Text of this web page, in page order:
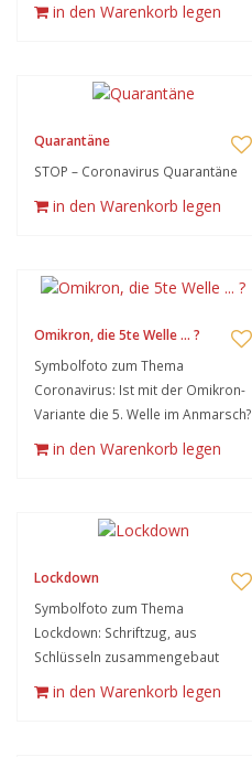
in den Warenkorb legen
Quarantäne
STOP – Coronavirus Quarantäne
in den Warenkorb legen
Omikron, die 5te Welle ... ?
Symbolfoto zum Thema
Coronavirus: Ist mit der Omikron-
Variante die 5. Welle im Anmarsch?
in den Warenkorb legen
Lockdown
Symbolfoto zum Thema
Lockdown: Schriftzug, aus
Schlüsseln zusammengebaut
in den Warenkorb legen